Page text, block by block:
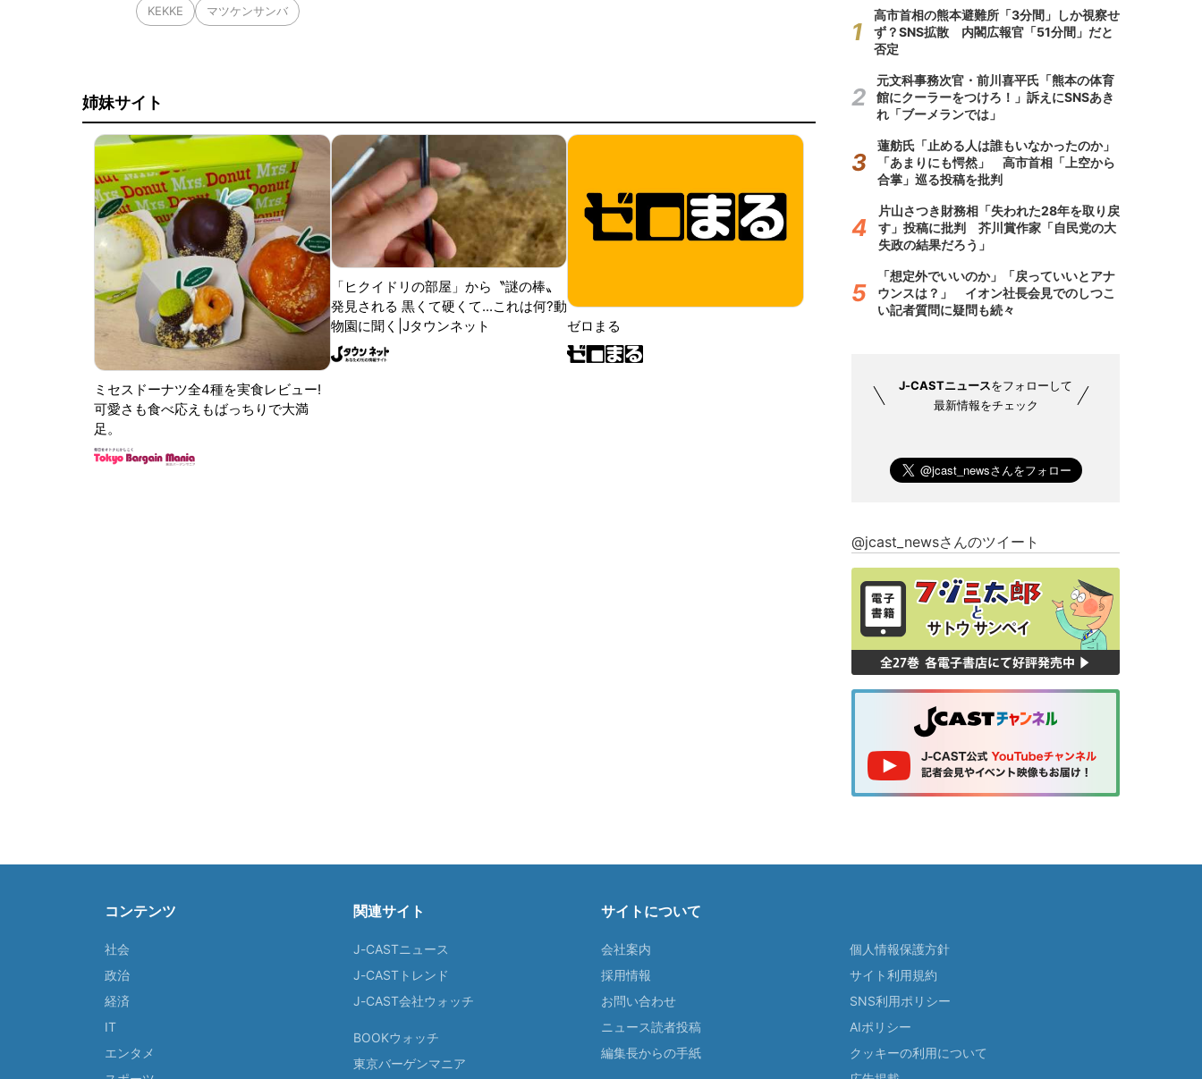
KEKKE マツケンサンバ
姉妹サイト
ミセスドーナツ全4種を実食レビュー!
可愛さも食べ応えもばっちりで大満
足。
「ヒクイドリの部屋」から〝謎の棒〟
発見される 黒くて硬くて...これは何?動
物園に聞く|Jタウンネット
ゼロまる
高市首相の熊本避難所「3分間」しか視察せ
ず？SNS拡散 内閣広報官「51分間」だと
否定
元文科事務次官・前川喜平氏「熊本の体育
館にクーラーをつけろ！」訴えにSNSあき
れ「ブーメランでは」
蓮舫氏「止める人は誰もいなかったのか」
「あまりにも愕然」 高市首相「上空から
合掌」巡る投稿を批判
片山さつき財務相「失われた28年を取り戻
す」投稿に批判 芥川賞作家「自民党の大
失政の結果だろう」
「想定外でいいのか」「戻っていいとアナ
ウンスは？」 イオン社長会見でのしつこ
い記者質問に疑問も続々
J-CASTニュースをフォローして
最新情報をチェック
@jcast_newsさんのツイート
コンテンツ
社会
政治
経済
IT
エンタメ
関連サイト
J-CASTニュース
J-CASTトレンド
J-CAST会社ウォッチ
BOOKウォッチ
東京バーゲンマニア
サイトについて
会社案内
採用情報
お問い合わせ
ニュース読者投稿
編集長からの手紙
個人情報保護方針
サイト利用規約
SNS利用ポリシー
AIポリシー
クッキーの利用について